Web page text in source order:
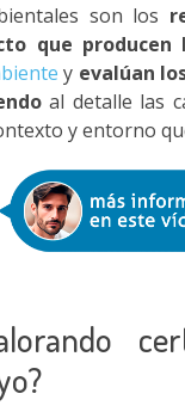
son los
que producen
y evalúan
al detalle las
y entorno